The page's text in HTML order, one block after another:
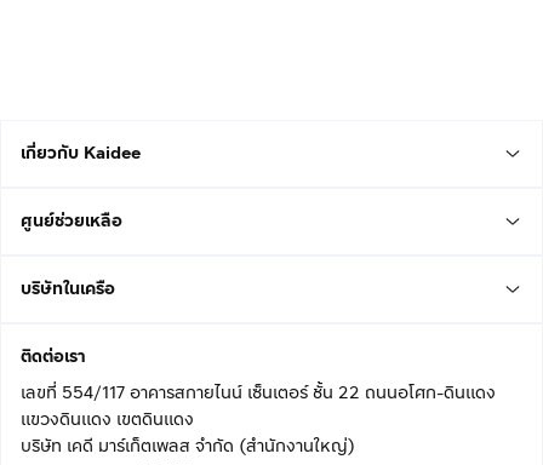
เกี่ยวกับ Kaidee
ศูนย์ช่วยเหลือ
บริษัทในเครือ
ติดต่อเรา
เลขที่ 554/117 อาคารสกายไนน์ เซ็นเตอร์ ชั้น 22 ถนนอโศก-ดินแดง
แขวงดินแดง เขตดินแดง
บริษัท เคดี มาร์เก็ตเพลส จำกัด (สำนักงานใหญ่)